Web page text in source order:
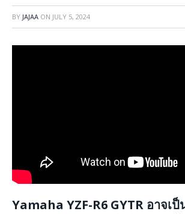
BY JAJAA ON JULY 5, 2024
Yamaha YZF-R6 GYTR อาจเ